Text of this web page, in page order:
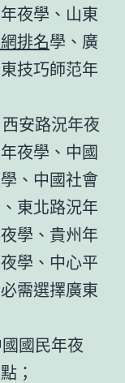
夜學、山東
排名學、廣
技巧師范年
安路況年夜
夜學、中國
、中國社會
東北路況年
學、貴州年
學、中心平
需選擇廣東
國民年夜
；